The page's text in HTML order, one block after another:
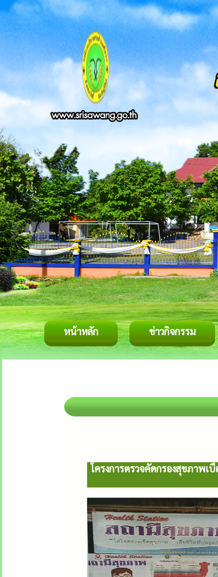
หน้าหลัก ข่าวกิจกรรม
โครงการตรวจคัดกรองสุขภาพ